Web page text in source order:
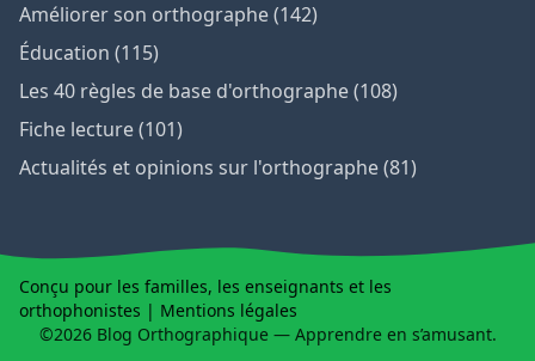
Améliorer son orthographe (142)
Éducation (115)
Les 40 règles de base d'orthographe (108)
Fiche lecture (101)
Actualités et opinions sur l'orthographe (81)
Conçu pour les familles, les enseignants et les
orthophonistes | Mentions légales
©2026 Blog Orthographique — Apprendre en s’amusant.